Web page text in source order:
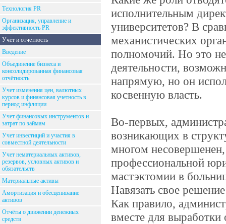
Технология PR
Организация, управление и
эффективность PR
Учёт и отчётность
Введение
Объединение бизнеса и
консолидированная финансовая
отчётность
Учет изменения цен, валютных
курсов и финансовая учетность в
период инфляции
Учет финансовых инструментов и
затрат по займам
Учет инвестиций и участия в
совместной деятельности
Учет нематериальных активов,
резервов, условных активов и
обязательств
Материальные активы
Амортизация и обесценивание
активов
Отчёты о движении денежных
средств
исполнительным
университетов? В
механистических
полномочий. Но это
деятельности,
напрямую, но он
косвенную власть.
Во-первых,
возникающих в
многом
профессиональной
мастэктомии в
Навязать свое
Как правило,
вместе для